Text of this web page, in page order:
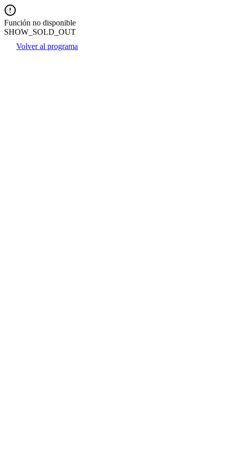
Función no disponible
SHOW_SOLD_OUT
Volver al programa